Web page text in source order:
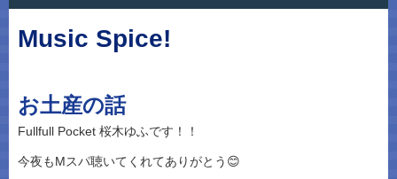
Music Spice!
お土産の話
Fullfull Pocket 桜木ゆふです！！
今夜もMスパ聴いてくれてありがとう😊